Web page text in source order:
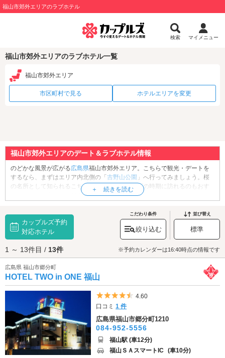
福山市郊外エリアのラブホテル
検索 マイメニュー
福山市郊外エリアのラブホテル一覧
福山市郊外エリア
市区町村で見る ホテルエリアを変更
福山市郊外エリアのデート＆ラブホテル情報
のどかな風景が広がる広島県福山市郊外エリア。こちらで観光・デートを
するなら、まずはエリア内北側の「 吉野山公園 」へ行ってみましょう。桜
の名所として知られるこちらの公園ですが、梅雨の時期に訪れるのもおす
すめです。園内には約600本のアジサイが咲き誇り、あたり一面を鮮やかな
知られており、夕暮れの神辺町を一望できます。季節の花を鑑賞するな
ら、エリア内南側の「
」もおすすめ。開花シーズンの5月・10月に
なると、園内には約280種、約5500株のバラが咲き乱れます。神社仏閣巡
りの好きなカップルには、エリア内西部の「草戸稲荷神社 」がおすすめ。
開運厄除け、交通安全などのご利益のあるこの神社は平安時代から続く由
緒あるお宮。うっそうと生い茂る木々の緑と、真っ赤な本殿のコントラス
トが美しく、印象的です。観光・デートを満喫したらラブホテルでひと休
み。福山市郊外エリアのラブホテルは南部の「
」、北
部の「ホロコースト記念館」、西部のJR「備後赤坂駅」の近くにそれぞれ
点在しています。カップルズ予約ができるホテルもあるのでさっそくデー
トスポット周辺のホテルをチェックしてみましょう。
カップルズ予約
対応ホテル
こだわり条件
絞り込む
並び替え
標準
1 ～ 13件目 / 13件 ※予約カレンダーは16:40時点の情報です
広島県 福山市郷分町
HOTEL TWO in ONE 福山
5つ星のうち4.5
4.60
口コミ1 件
広島県福山市郷分町1210
084-952-5556
福山駅 (車12分)
福山ＳＡスマートIC (車10分)